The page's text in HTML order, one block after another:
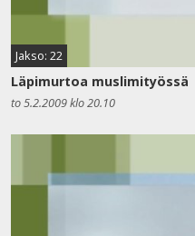
Jakso: 22
Läpimurtoa muslimityössä
to 5.2.2009 klo 20.10